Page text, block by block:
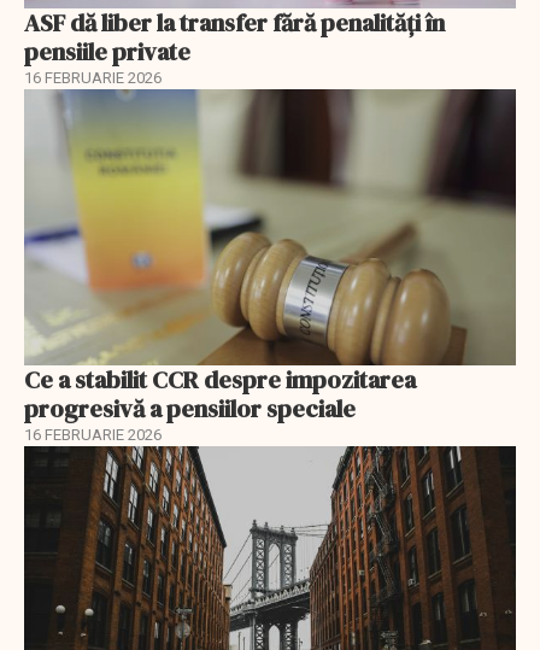
ASF dă liber la transfer fără penalități în
pensiile private
16 FEBRUARIE 2026
Ce a stabilit CCR despre impozitarea
progresivă a pensiilor speciale
16 FEBRUARIE 2026